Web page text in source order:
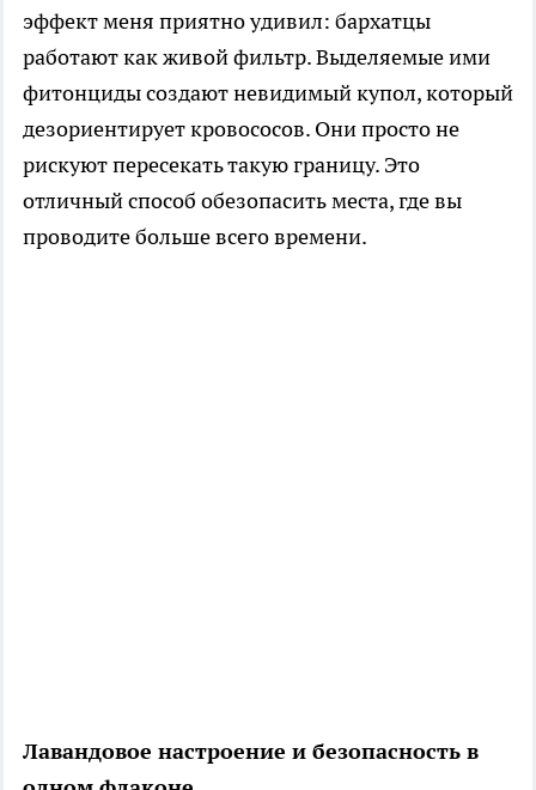
эффект меня приятно удивил: бархатцы
работают как живой фильтр. Выделяемые ими
фитонциды создают невидимый купол, который
дезориентирует кровососов. Они просто не
рискуют пересекать такую границу. Это
отличный способ обезопасить места, где вы
проводите больше всего времени.
Лавандовое настроение и безопасность в